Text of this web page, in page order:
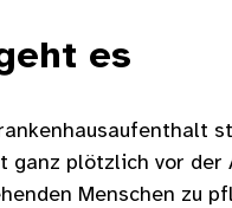
es
ganz plötzlich vor der
Menschen zu